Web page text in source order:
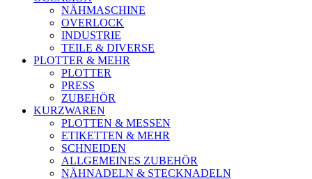
NÄHMASCHINE
OVERLOCK
INDUSTRIE
TEILE & DIVERSE
PLOTTER & MEHR
PLOTTER
PRESS
ZUBEHÖR
KURZWAREN
PLOTTEN & MESSEN
ETIKETTEN & MEHR
SCHNEIDEN
ALLGEMEINES ZUBEHÖR
NÄHNADELN & STECKNADELN